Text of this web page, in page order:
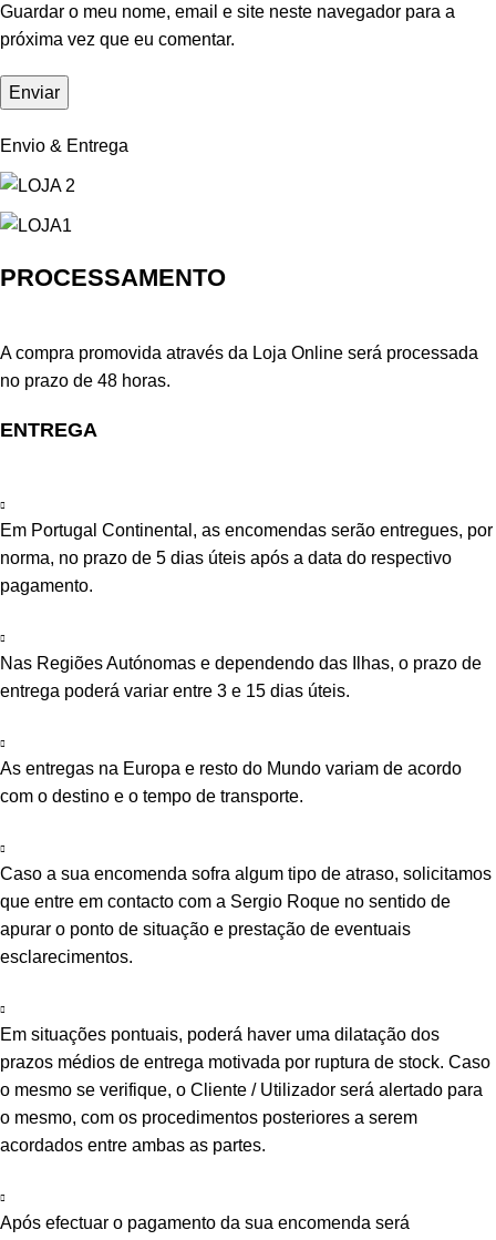
Guardar o meu nome, email e site neste navegador para a
próxima vez que eu comentar.
Envio & Entrega
PROCESSAMENTO
A compra promovida através da Loja Online será processada
no prazo de 48 horas.
ENTREGA
Em Portugal Continental, as encomendas serão entregues, por
norma, no prazo de 5 dias úteis após a data do respectivo
pagamento.
Nas Regiões Autónomas e dependendo das Ilhas, o prazo de
entrega poderá variar entre 3 e 15 dias úteis.
As entregas na Europa e resto do Mundo variam de acordo
com o destino e o tempo de transporte.
Caso a sua encomenda sofra algum tipo de atraso, solicitamos
que entre em contacto com a Sergio Roque no sentido de
apurar o ponto de situação e prestação de eventuais
esclarecimentos.
Em situações pontuais, poderá haver uma dilatação dos
prazos médios de entrega motivada por ruptura de stock. Caso
o mesmo se verifique, o Cliente / Utilizador será alertado para
o mesmo, com os procedimentos posteriores a serem
acordados entre ambas as partes.
Após efectuar o pagamento da sua encomenda será